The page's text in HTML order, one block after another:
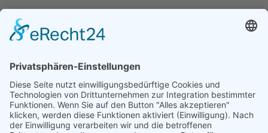
Manfred Wegner
2005, Heft 16, 282 Seiten
Anzahl
In den Warenkorb